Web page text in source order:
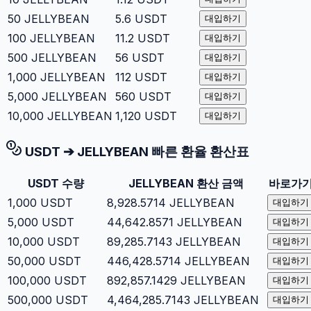
50 JELLYBEAN 5.6 USDT 대입하기
100 JELLYBEAN 11.2 USDT 대입하기
500 JELLYBEAN 56 USDT 대입하기
1,000 JELLYBEAN 112 USDT 대입하기
5,000 JELLYBEAN 560 USDT 대입하기
10,000 JELLYBEAN 1,120 USDT 대입하기
USDT ➔ JELLYBEAN 빠른 환율 환산표
USDT 수량 JELLYBEAN 환산 금액
바로가
1,000 USDT 8,928.5714 JELLYBEAN 대입하기
5,000 USDT 44,642.8571 JELLYBEAN 대입하기
10,000 USDT 89,285.7143 JELLYBEAN 대입하기
50,000 USDT 446,428.5714 JELLYBEAN 대입하기
100,000 USDT 892,857.1429 JELLYBEAN 대입하기
500,000 USDT 4,464,285.7143 JELLYBEAN 대입하기